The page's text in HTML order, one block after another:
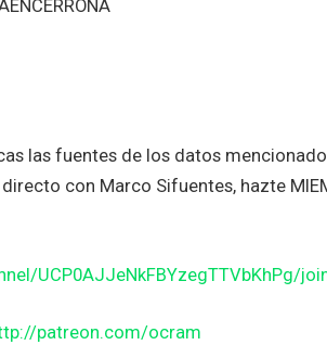
las fuentes de los datos
con Marco Sifuentes, hazte
UCP0AJJeNkFBYzegTTVbKhPg/
patreon.com/ocram